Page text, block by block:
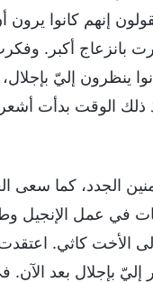
إنهم كانوا يرون
بانزعاج أكبر.
ينظرون إليّ
ذلك الوقت بدأت
الجدد، كما سعى
في عمل الإنجيل
كاثي. اعتقدت
إليّ بإجلال بعد